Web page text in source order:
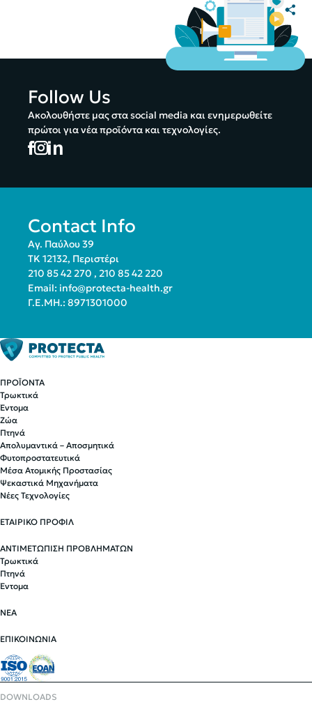
Follow Us
Ακολουθήστε μας στα social media και ενημερωθείτε
πρώτοι για νέα προϊόντα και τεχνολογίες.
Contact Info
Αγ. Παύλου 39
ΤΚ 12132, Περιστέρι
210 85 42 270 , 210 85 42 220
Email: info@protecta-health.gr
Γ.Ε.ΜΗ.: 8971301000
ΠΡΟΪΟΝΤΑ
Τρωκτικά
Έντομα
Ζώα
Πτηνά
Απολυμαντικά – Αποσμητικά
Φυτοπροστατευτικά
Μέσα Ατομικής Προστασίας
Ψεκαστικά Μηχανήματα
Νέες Τεχνολογίες
ΕΤΑΙΡΙΚΟ ΠΡΟΦΙΛ
ΑΝΤΙΜΕΤΩΠΙΣΗ ΠΡΟΒΛΗΜΑΤΩΝ
Τρωκτικά
Πτηνά
Έντομα
ΝΕΑ
ΕΠΙΚΟΙΝΩΝΙΑ
DOWNLOADS